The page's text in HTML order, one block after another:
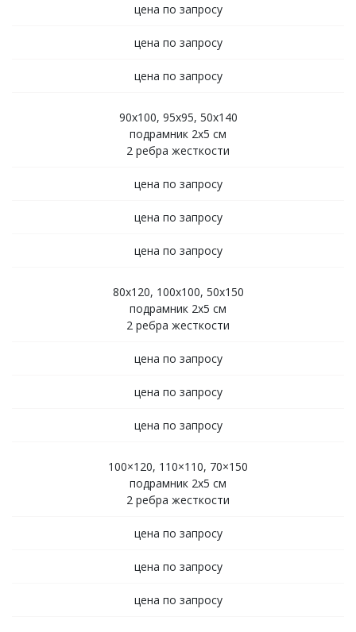
цена по запросу
цена по запросу
цена по запросу
90х100, 95х95, 50х140
подрамник 2х5 см
2 ребра жесткости
цена по запросу
цена по запросу
цена по запросу
80х120, 100х100, 50х150
подрамник 2х5 см
2 ребра жесткости
цена по запросу
цена по запросу
цена по запросу
100×120, 110×110, 70×150
подрамник 2х5 см
2 ребра жесткости
цена по запросу
цена по запросу
цена по запросу